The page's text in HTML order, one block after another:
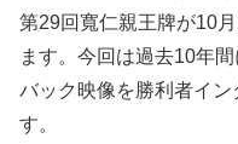
第29回寬仁親王牌が10
ます。今回は過去10年
バック映像を勝利者イン
す。